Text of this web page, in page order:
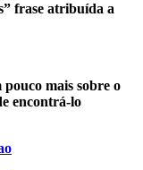
frase atribuída a
pouco mais sobre o
encontrá-lo